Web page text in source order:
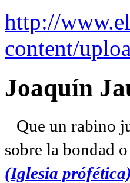
http://
content/
Joaquín
Que un rabino
sobre la bondad
(Iglesia prófética)